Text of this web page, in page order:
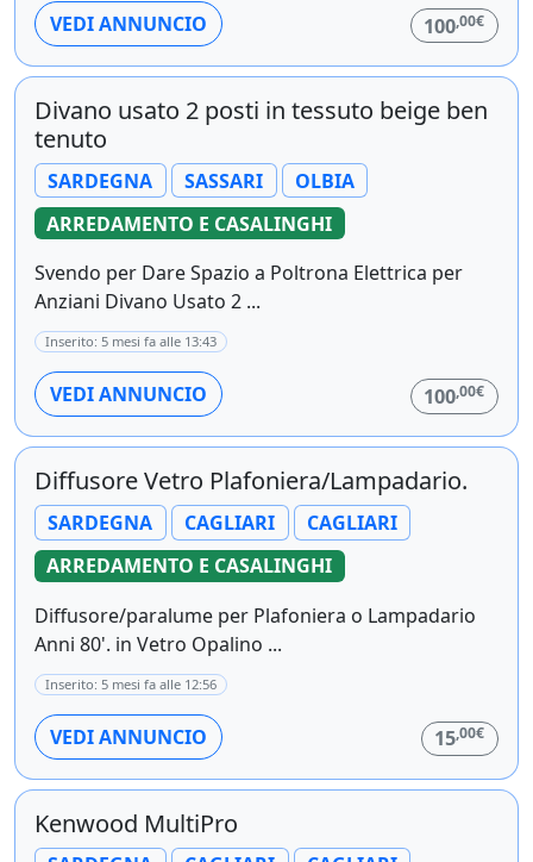
VEDI ANNUNCIO 100,00€
Divano usato 2 posti in tessuto beige ben
tenuto
SARDEGNA SASSARI
OLBIA
ARREDAMENTO E CASALINGHI
Svendo per Dare Spazio a Poltrona Elettrica per
Anziani Divano Usato 2 ...
Inserito: 5 mesi fa alle 13:43
VEDI ANNUNCIO 100,00€
Diffusore Vetro Plafoniera/Lampadario.
SARDEGNA CAGLIARI
CAGLIARI
ARREDAMENTO E CASALINGHI
Diffusore/paralume per Plafoniera o Lampadario
Anni 80'. in Vetro Opalino ...
Inserito: 5 mesi fa alle 12:56
VEDI ANNUNCIO 15,00€
Kenwood MultiPro